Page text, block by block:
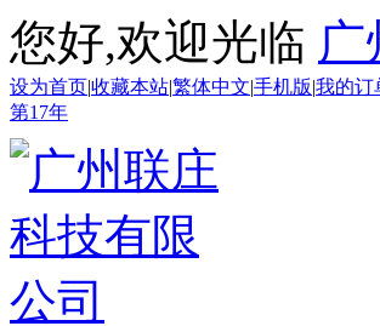
您好,欢迎光临
设为首页|收藏本站|繁体中文|手机版|我的订
第17年